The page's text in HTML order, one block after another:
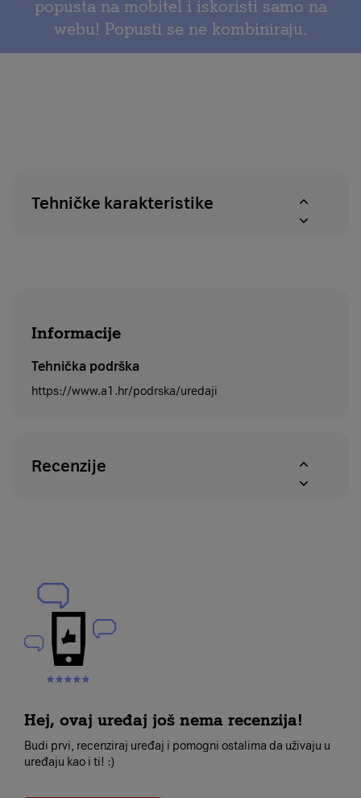
povrat
u
dostupnosti
proizvoda
popusta na mobitel i iskoristi samo na
webu! Popusti se ne kombiniraju.
Tehničke karakteristike
Informacije
Tehnička podrška
https://www.a1.hr/podrska/uredaji
Recenzije
Hej, ovaj uređaj još nema recenzija!
Budi prvi, recenziraj uređaj i pomogni ostalima da uživaju u
uređaju kao i ti! :)